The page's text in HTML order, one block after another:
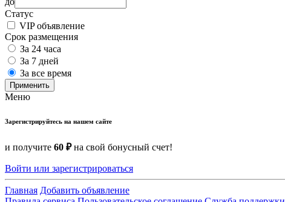
Статус
VIP объявление
Срок размещения
За 24 часа
За 7 дней
За все время
Применить
Меню
Зарегистрируйтесь на нашем сайте
и получите 60 ₽на свой бонусный счет!
Войти или зарегистрироваться
Главная Добавить объявление